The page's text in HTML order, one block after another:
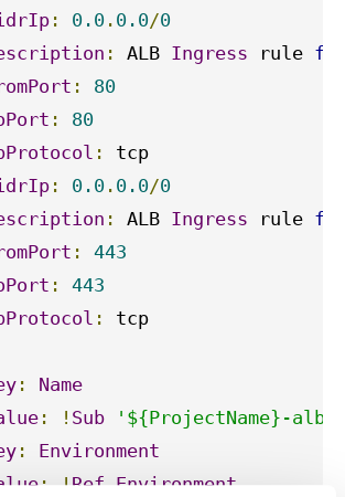
: 0.0 . 0.0/0
: ALB Ingress rule
:
80
:
80
:
tcp
: 0.0 . 0.0/0
: ALB Ingress rule
:
443
:
443
:
tcp
:
Name
: ! Sub
'${ProjectName}-alb'
:
Environment
: ! Ref Environment